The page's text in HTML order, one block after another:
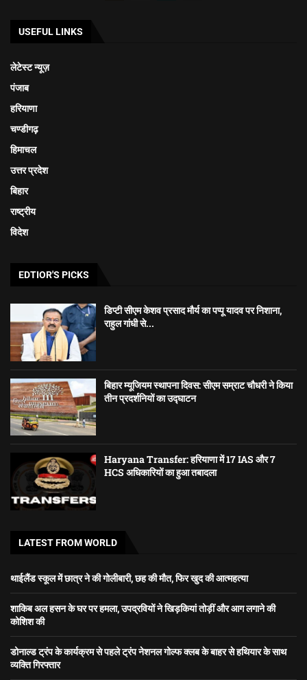
USEFUL LINKS
लेटेस्ट न्यूज़
पंजाब
हरियाणा
चण्डीगढ़
हिमाचल
उत्तर प्रदेश
बिहार
राष्ट्रीय
विदेश
EDTIOR'S PICKS
डिप्टी सीएम केशव प्रसाद मौर्य का पप्पू यादव पर निशाना,
राहुल गांधी से...
बिहार म्यूजियम स्थापना दिवस: सीएम सम्राट चौधरी ने किया
तीन प्रदर्शनियों का उद्घाटन
Haryana Transfer: हरियाणा में 17 IAS और 7
HCS अधिकारियों का हुआ तबादला
LATEST FROM WORLD
थाईलैंड स्कूल में छात्र ने की गोलीबारी, छह की मौत, फिर खुद की आत्महत्या
शाकिब अल हसन के घर पर हमला, उपद्रवियों ने खिड़कियां तोड़ीं और आग लगाने की
कोशिश की
डोनाल्ड ट्रंप के कार्यक्रम से पहले ट्रंप नेशनल गोल्फ क्लब के बाहर से हथियार के साथ
व्यक्ति गिरफ्तार